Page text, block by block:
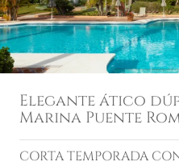
Elegante ático
Marina Puente
CORTA TEMPORADA